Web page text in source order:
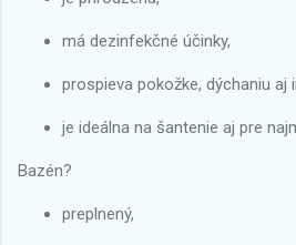
má dezinfekčné účinky,
prospieva pokožke, dýchaniu aj
je ideálna na šantenie aj pre
Bazén?
preplnený,